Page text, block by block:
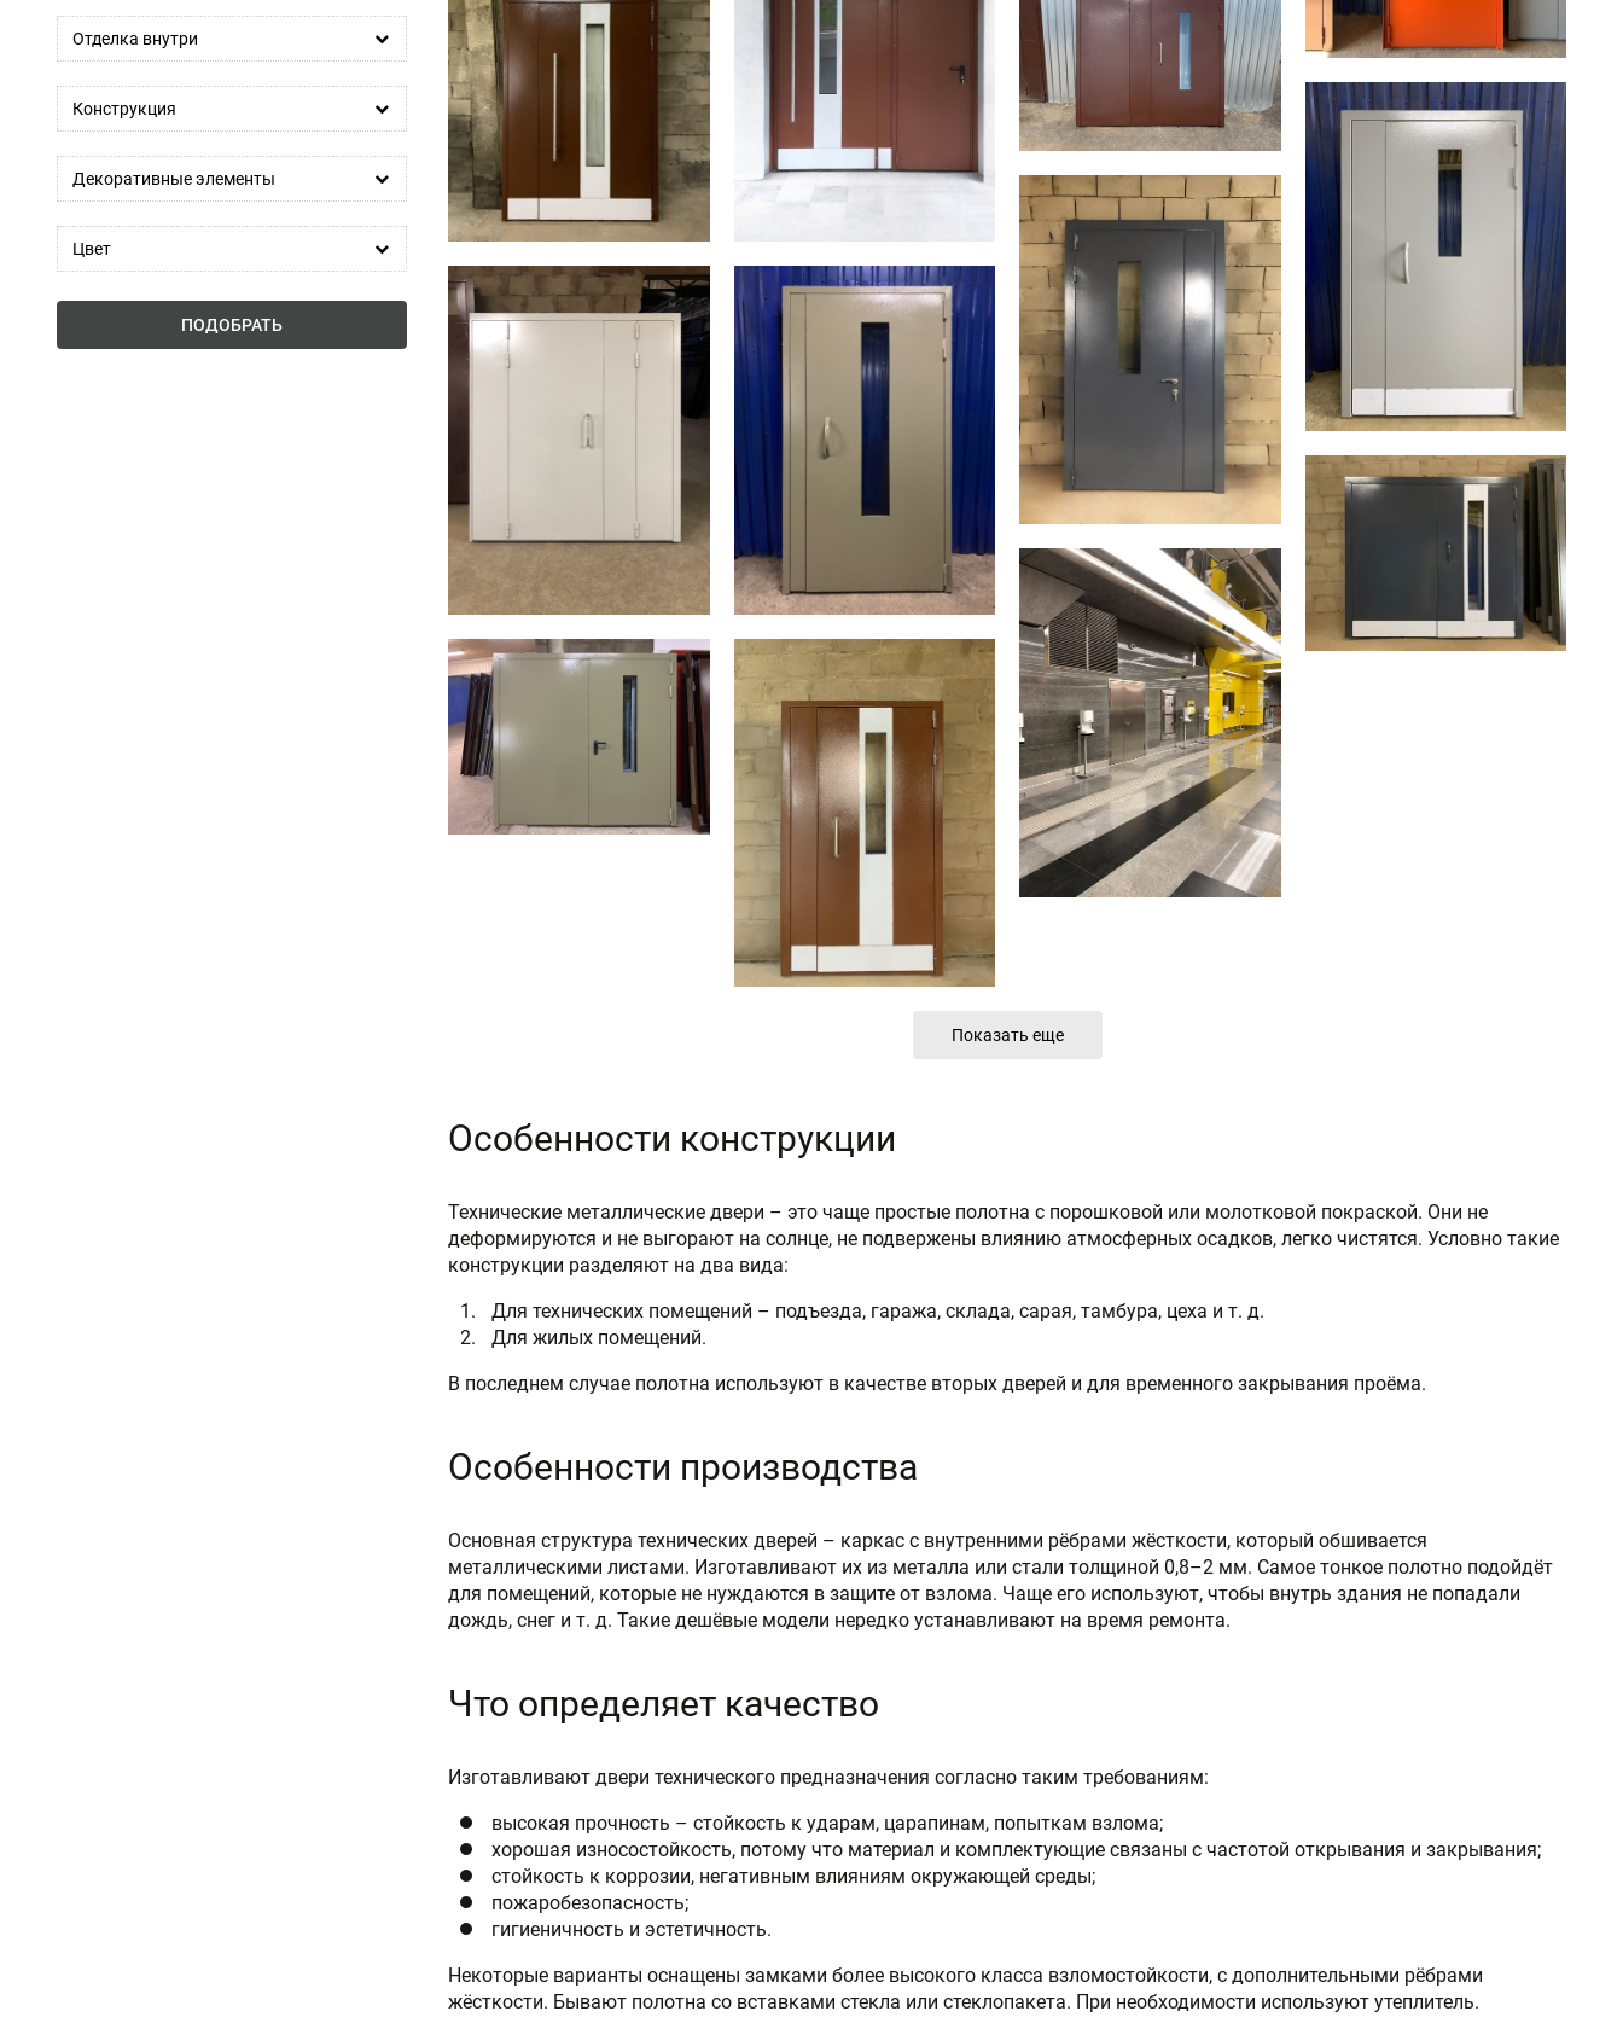
Показать еще
Особенности конструкции
Технические металлические двери – это чаще простые полотна с порошковой или молотковой покраской. Они не
деформируются и не выгорают на солнце, не подвержены влиянию атмосферных осадков, легко чистятся. Условно такие
конструкции разделяют на два вида:
Для технических помещений – подъезда, гаража, склада, сарая, тамбура, цеха и т. д.
Для жилых помещений.
В последнем случае полотна используют в качестве вторых дверей и для временного закрывания проёма.
Особенности производства
Основная структура технических дверей – каркас с внутренними рёбрами жёсткости, который обшивается
металлическими листами. Изготавливают их из металла или стали толщиной 0,8–2 мм. Самое тонкое полотно подойдёт
для помещений, которые не нуждаются в защите от взлома. Чаще его используют, чтобы внутрь здания не попадали
дождь, снег и т. д. Такие дешёвые модели нередко устанавливают на время ремонта.
Что определяет качество
Изготавливают двери технического предназначения согласно таким требованиям:
высокая прочность – стойкость к ударам, царапинам, попыткам взлома;
хорошая износостойкость, потому что материал и комплектующие связаны с частотой открывания и закрывания;
стойкость к коррозии, негативным влияниям окружающей среды;
пожаробезопасность;
гигиеничность и эстетичность.
Некоторые варианты оснащены замками более высокого класса взломостойкости, с дополнительными рёбрами
жёсткости. Бывают полотна со вставками стекла или стеклопакета. При необходимости используют утеплитель.
Отделка внутри
Конструкция
Декоративные элементы
Цвет
ПОДОБРАТЬ